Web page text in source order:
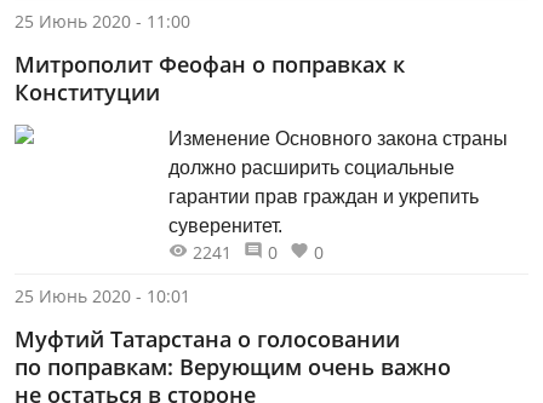
25 Июнь 2020 - 11:00
Митрополит Феофан о поправках к
Конституции
Изменение Основного закона страны
должно расширить социальные
гарантии прав граждан и укрепить
суверенитет.
2241 0
0
25 Июнь 2020 - 10:01
Муфтий Татарстана о голосовании
по поправкам: Верующим очень важно
не остаться в стороне